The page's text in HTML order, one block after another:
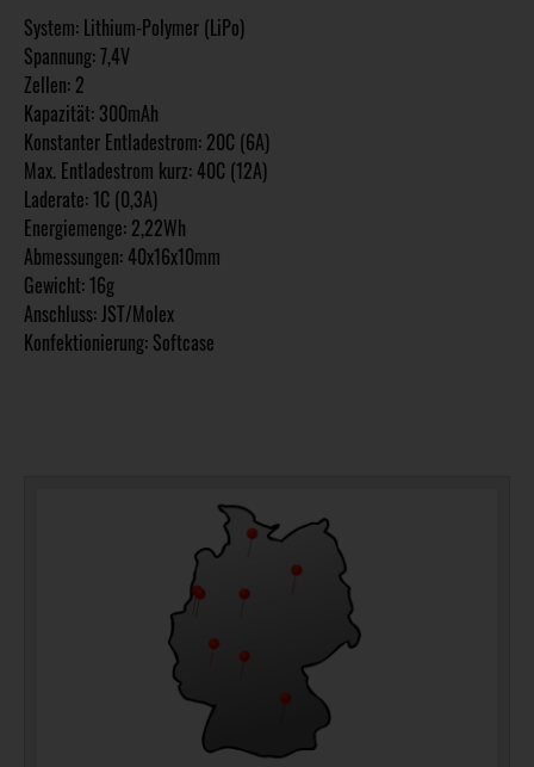
System: Lithium-Polymer (LiPo)
Spannung: 7,4V
Zellen: 2
Kapazität: 300mAh
Konstanter Entladestrom: 20C (6A)
Max. Entladestrom kurz: 40C (12A)
Laderate: 1C (0,3A)
Energiemenge: 2,22Wh
Abmessungen: 40x16x10mm
Gewicht: 16g
Anschluss: JST/Molex
Konfektionierung: Softcase